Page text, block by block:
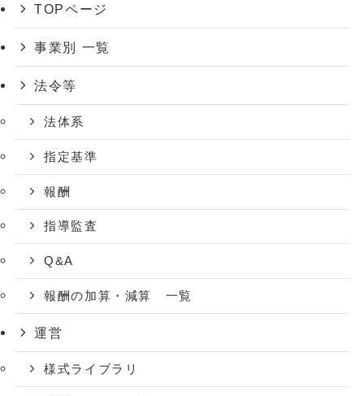
TOPページ
事業別 一覧
法令等
法体系
指定基準
報酬
指導監査
Q&A
報酬の加算・減算 一覧
運営
様式ライブラリ